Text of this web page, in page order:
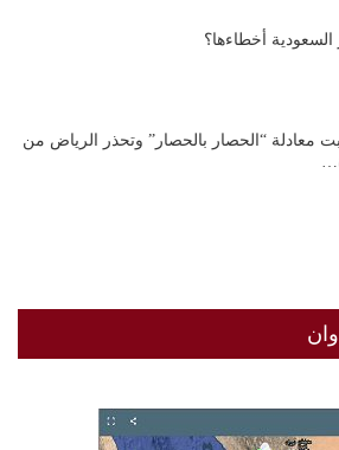
أخطاءها؟
معادلة “الحصار بالحصار” وتحذر الرياض من